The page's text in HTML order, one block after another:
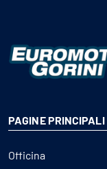
PAGINE PRINCIPALI
Officina